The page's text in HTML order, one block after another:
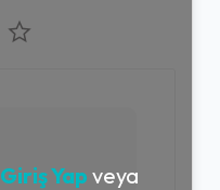
Giriş Yap veya